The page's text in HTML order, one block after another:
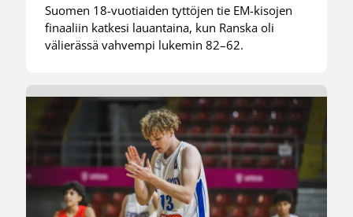
Suomen 18-vuotiaiden tyttöjen tie EM-kisojen
finaaliin katkesi lauantaina, kun Ranska oli
välierässä vahvempi lukemin 82–62.